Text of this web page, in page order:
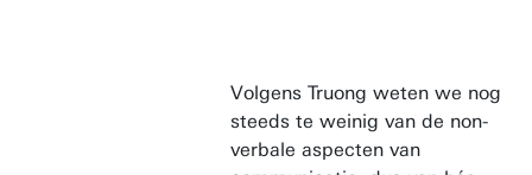
Volgens Truong weten we nog
steeds te weinig van de non-
verbale aspecten van